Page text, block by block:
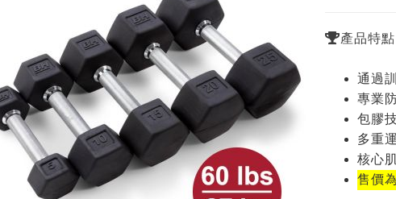
產品特點
通過
專業
包膠
多重
核心
售價